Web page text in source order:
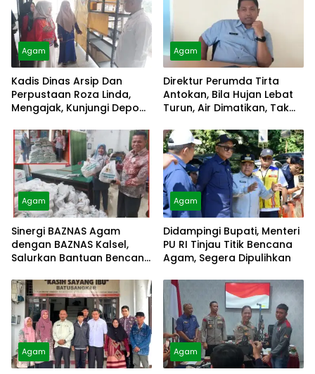
Agam
Kadis Dinas Arsip Dan
Perpustaan Roza Linda,
Mengajak, Kunjungi Depo
Agam
Direktur Perumda Tirta
Antokan, Bila Hujan Lebat
Turun, Air Dimatikan, Tak
Agam
Sinergi BAZNAS Agam
dengan BAZNAS Kalsel,
Salurkan Bantuan Bencana
Agam
Didampingi Bupati, Menteri
PU RI Tinjau Titik Bencana
Agam, Segera Dipulihkan
Agam Agam